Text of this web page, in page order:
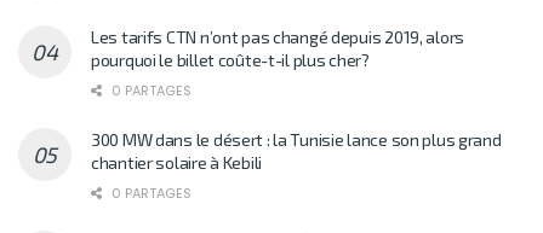
Les tarifs CTN n’ont pas changé depuis 2019, alors
pourquoi le billet coûte-t-il plus cher?
0 PARTAGES
300 MW dans le désert : la Tunisie lance son plus grand
chantier solaire à Kebili
0 PARTAGES